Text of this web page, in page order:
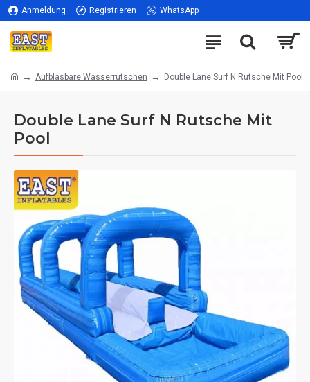
Anmeldung Registrieren WhatsApp
Aufblasbare Wasserrutschen Double Lane Surf N Rutsche Mit Pool
Double Lane Surf N Rutsche Mit
Pool